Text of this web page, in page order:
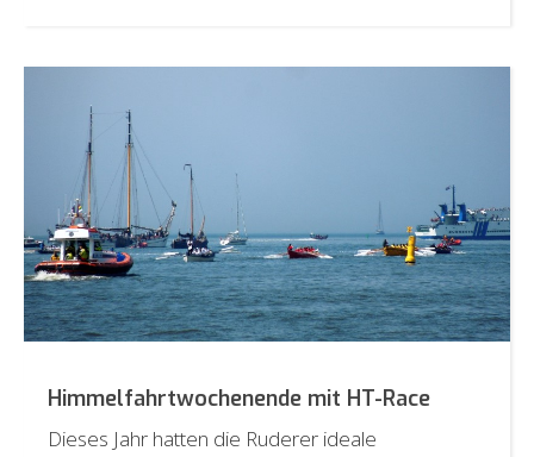
Himmelfahrtwochenende mit HT-Race
Dieses Jahr hatten die Ruderer ideale